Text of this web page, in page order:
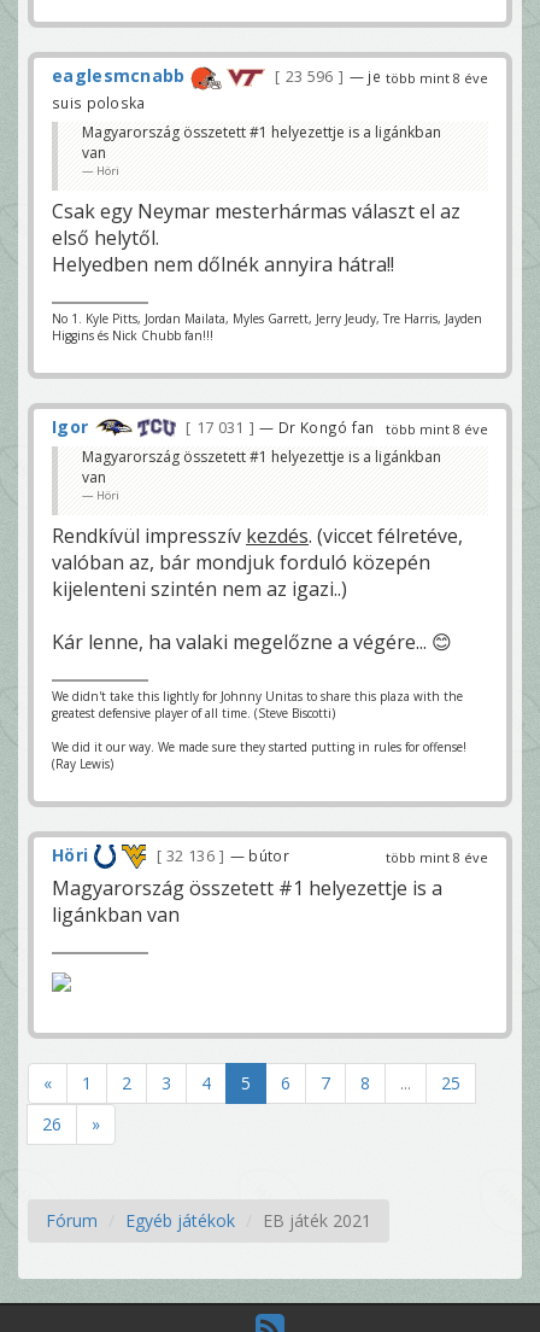
több mint 8 éve
eaglesmcnabb 23 596
— je
suis poloska
Magyarország összetett #1 helyezettje is a ligánkban
van
Höri
Csak egy Neymar mesterhármas választ el az
első helytől.
Helyedben nem dőlnék annyira hátra!!
No 1. Kyle Pitts, Jordan Mailata, Myles Garrett, Jerry Jeudy, Tre Harris, Jayden
Higgins és Nick Chubb fan!!!
több mint 8 éve
Igor 17 031 — Dr Kongó fan
Magyarország összetett #1 helyezettje is a ligánkban
van
Höri
Rendkívül impresszív kezdés. (viccet félretéve,
valóban az, bár mondjuk forduló közepén
kijelenteni szintén nem az igazi..)
Kár lenne, ha valaki megelőzne a végére... 😊
We didn't take this lightly for Johnny Unitas to share this plaza with the
greatest defensive player of all time. (Steve Biscotti)
We did it our way. We made sure they started putting in rules for offense!
(Ray Lewis)
több mint 8 éve
Höri 32 136 — bútor
Magyarország összetett #1 helyezettje is a
ligánkban van
« 1 2 3 4 5 6 7 8 ...
25
26
»
Fórum Egyéb játékok EB játék 2021